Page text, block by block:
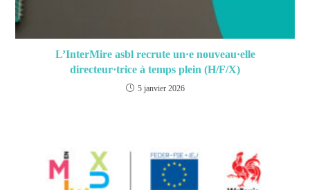
L’InterMire asbl recrute un·e nouveau·elle
directeur·trice à temps plein (H/F/X)
5 janvier 2026